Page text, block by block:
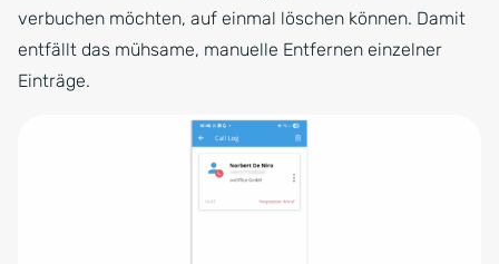
verbuchen möchten, auf einmal löschen können. Damit
entfällt das mühsame, manuelle Entfernen einzelner
Einträge.